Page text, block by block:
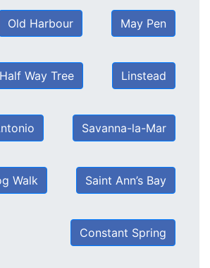
May Pen
Old Harbour
Linstead
Half Way Tree
Savanna-la-Mar
Saint Ann’s Bay
Walk
Constant Spring